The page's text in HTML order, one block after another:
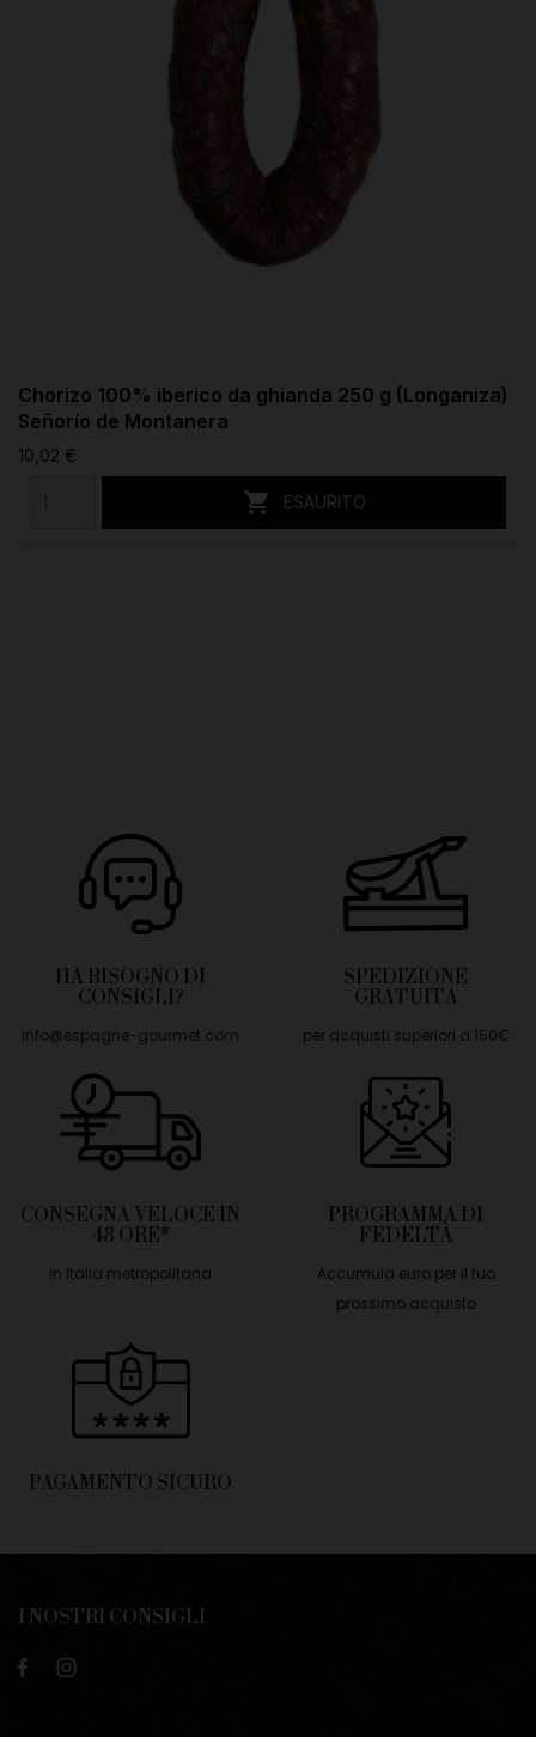
Chorizo 100% iberico da ghianda 250 g (Longaniza)
Señorío de Montanera
10,02 €
 ESAURITO
HA BISOGNO DI
CONSIGLI?
info@espagne-gourmet.com
SPEDIZIONE
GRATUITA
per acquisti superiori a 150€
CONSEGNA VELOCE IN
48 ORE*
in Italia metropolitana
PROGRAMMA DI
FEDELTÀ
Accumula euro per il tuo
prossimo acquisto
PAGAMENTO SICURO
I NOSTRI CONSIGLI